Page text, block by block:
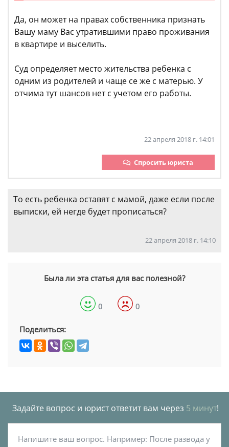
Да, он может на правах собственника признать
Вашу маму Вас утратившими право проживания
в квартире и выселить.
Суд определяет место жительства ребенка с
одним из родителей и чаще се же с матерью. У
отчима тут шансов нет с учетом его работы.
22 апреля 2018 г. 14:01
Спросить юриста
То есть ребенка оставят с мамой, даже если после
выписки, ей негде будет прописаться?
22 апреля 2018 г. 14:10
Была ли эта статья для вас полезной?
0 0
Поделиться:
Задайте вопрос и юрист ответит вам через 5 минут!